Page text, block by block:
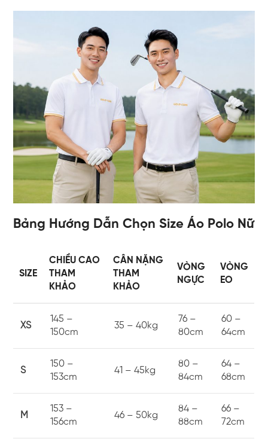
Bảng Hướng Dẫn Chọn Size Áo Polo Nữ
SIZE
CHIỀU CAO
THAM
KHẢO
CÂN NẶNG
THAM
KHẢO
VÒNG
NGỰC
VÒNG
EO
XS
145 –
150cm
35 – 40kg
76 –
80cm
60 –
64cm
S
150 –
153cm
41 – 45kg
80 –
84cm
64 –
68cm
M
153 –
156cm
46 – 50kg
84 –
88cm
66 –
72cm